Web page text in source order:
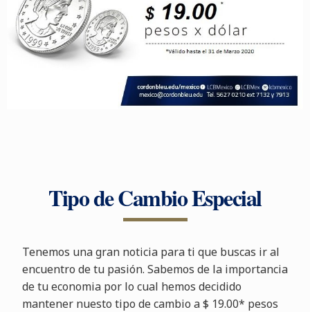
Tipo de Cambio Especial
Tenemos una gran noticia para ti que buscas ir al
encuentro de tu pasión. Sabemos de la importancia
de tu economia por lo cual hemos decidido
mantener nuesto tipo de cambio a $ 19.00* pesos